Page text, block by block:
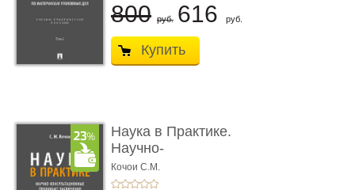
800 руб. 616 руб.
Купить
Наука в Практике.
Научно-
консультационные (пра
...
Кочои С.М.